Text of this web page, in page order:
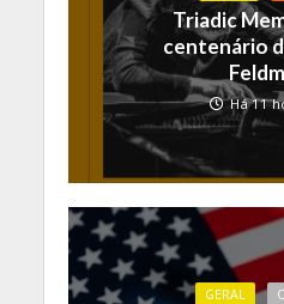
Triadic
centenário
Há 11
GERAL